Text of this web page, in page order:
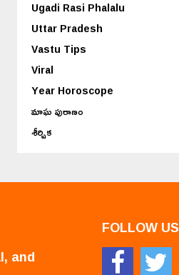
Ugadi Rasi Phalalu
Uttar Pradesh
Vastu Tips
Viral
Year Horoscope
మాఘ పురాణం
శీర్షిక
and
FOLLOW US